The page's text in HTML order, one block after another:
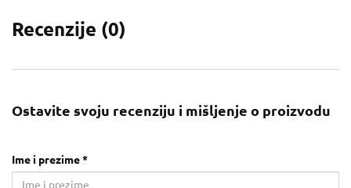
Recenzije (0)
Ostavite svoju recenziju i mišljenje o proizvodu
Ime i prezime *